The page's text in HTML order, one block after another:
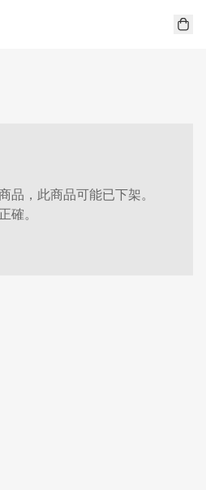
品，此商品可能已下架。
確。